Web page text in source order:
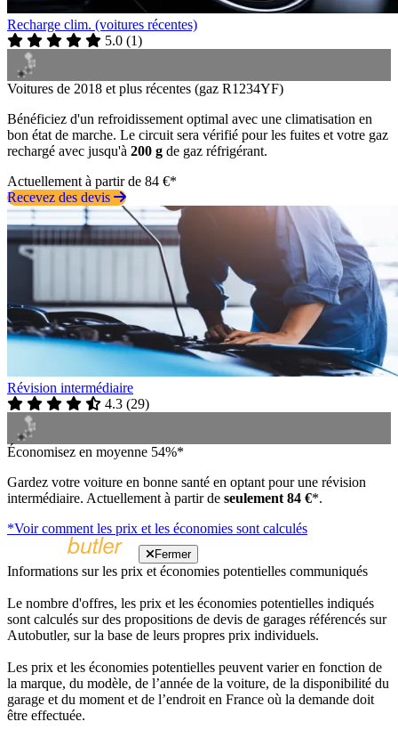
Recharge clim. (voitures récentes)
5.0 (1)
Voitures de 2018 et plus récentes (gaz R1234YF)
Bénéficiez d'un refroidissement optimal avec une climatisation en
bon état de marche. Le circuit sera vérifié pour les fuites et votre gaz
rechargé avec jusqu'à 200 g de gaz réfrigérant.
Actuellement à partir de 84 €*
Recevez des devis
Révision intermédiaire
4.3 (29)
Économisez en moyenne 54%*
Gardez votre voiture en bonne santé en optant pour une révision
intermédiaire. Actuellement à partir de seulement 84 €*.
*Voir comment les prix et les économies sont calculés
Fermer
Informations sur les prix et économies potentielles communiqués
Le nombre d'offres, les prix et les économies potentielles indiqués
sont calculés sur des propositions de devis de garages référencés sur
Autobutler, sur la base de leurs propres prix individuels.
Les prix et les économies potentielles peuvent varier en fonction de
la marque, du modèle, de l’année de la voiture, de la disponibilité du
garage et du moment et de l’endroit en France où la demande doit
être effectuée.